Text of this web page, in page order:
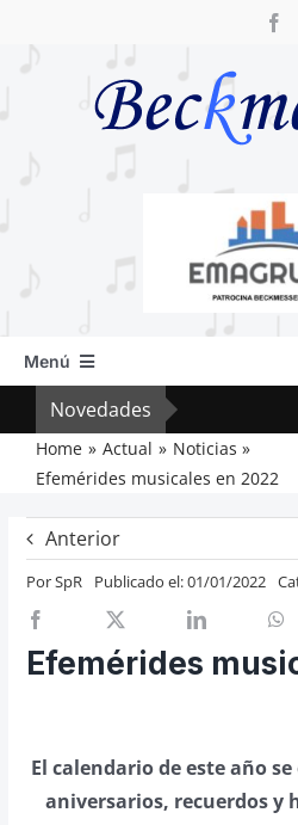
Menú
Inicio
Actual
Artículos
Crítica
Previos de ópera
Cosas de Beckmesser
Buscar:
Novedades
Home Actual
Noticias
Efemérides musicales en 2022
Anterior
PorSpR Publicado el: 01/01/2022
Efemérides
El calendario de este año
aniversarios, recuerdos y